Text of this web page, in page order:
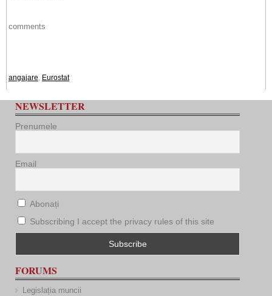
comments
angajare, Eurostat
NEWSLETTER
Prenumele
Email
Abonați
Subscribing I accept the privacy rules of this site
FORUMS
Legislația muncii